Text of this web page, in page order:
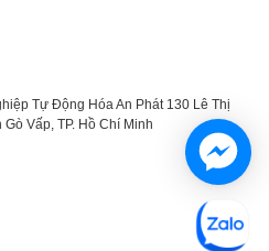
Tự Động Hóa An Phát 130 Lê Thị
Vấp, TP. Hồ Chí Minh